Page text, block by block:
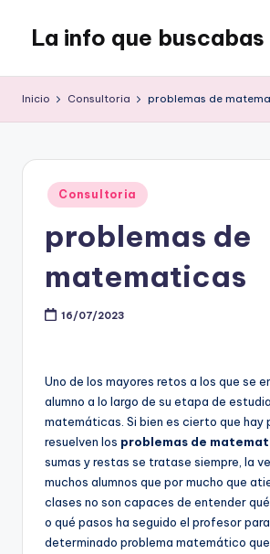
contenido
La info que buscabas
para
leyendo
Inicio Consultoria problemas de
Publicado
en
Consultoria
problemas de
matematicas
16/07/2023
Uno de los mayores retos a los que se
alumno a lo largo de su etapa de
matemáticas. Si bien es cierto que hay
resuelven los problemas de
sumas y restas se tratase siempre, la
muchos alumnos que por mucho que
clases no son capaces de entender
o qué pasos ha seguido el profesor
determinado problema matemático